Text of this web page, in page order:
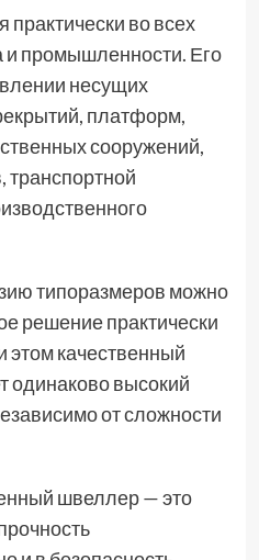
во всех
и промышленности. Его
несущих
платформ,
сооружений,
транспортной
типоразмеров можно
решение практически
качественный
одинаково высокий
от сложности
швеллер — это